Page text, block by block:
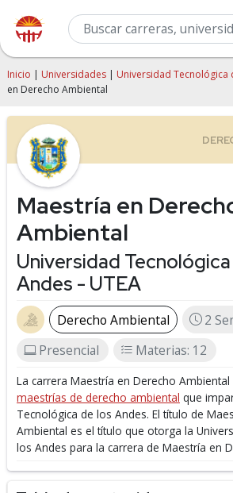
Inicio | Universidades | Universidad Tecnológica
en Derecho Ambiental
Maestría en
Ambiental
Universidad
Andes - UTEA
Derecho Ambiental
2
Presencial
Materias: 12
La carrera Maestría en Derecho
maestrías de derecho ambiental que
Tecnológica de los Andes. El título de
Ambiental es el título que otorga la
los Andes para la carrera de Maestría en